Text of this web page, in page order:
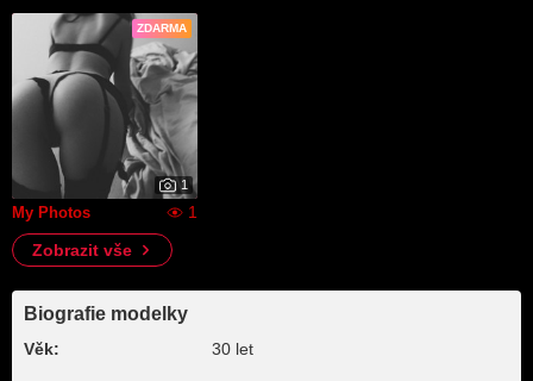
ZDARMA
1
My Photos
1
Zobrazit vše
Biografie modelky
Věk: 30 let